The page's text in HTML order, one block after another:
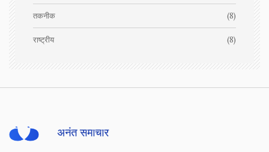
तकनीक (8)
राष्ट्रीय (8)